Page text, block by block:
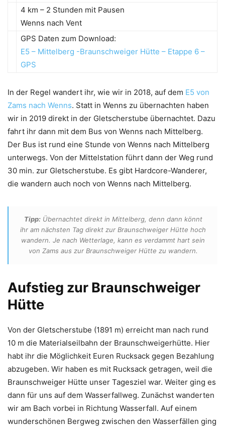
4 km – 2 Stunden mit Pausen
Wenns nach Vent
GPS Daten zum Download:
E5 – Mittelberg -Braunschweiger Hütte – Etappe 6 –
GPS
In der Regel wandert ihr, wie wir in 2018, auf dem E5 von
Zams nach Wenns. Statt in Wenns zu übernachten haben
wir in 2019 direkt in der Gletscherstube übernachtet. Dazu
fahrt ihr dann mit dem Bus von Wenns nach Mittelberg.
Der Bus ist rund eine Stunde von Wenns nach Mittelberg
unterwegs. Von der Mittelstation führt dann der Weg rund
30 min. zur Gletscherstube. Es gibt Hardcore-Wanderer,
die wandern auch noch von Wenns nach Mittelberg.
Tipp:Übernachtet direkt in Mittelberg, denn dann könnt
ihr am nächsten Tag direkt zur Braunschweiger Hütte hoch
wandern. Je nach Wetterlage, kann es verdammt hart sein
von Zams aus zur Braunschweiger Hütte zu wandern.
Aufstieg zur Braunschweiger
Hütte
Von der Gletscherstube (1891 m) erreicht man nach rund
10 m die Materialseilbahn der Braunschweigerhütte. Hier
habt ihr die Möglichkeit Euren Rucksack gegen Bezahlung
abzugeben. Wir haben es mit Rucksack getragen, weil die
Braunschweiger Hütte unser Tagesziel war. Weiter ging es
dann für uns auf dem Wasserfallweg. Zunächst wanderten
wir am Bach vorbei in Richtung Wasserfall. Auf einem
wunderschönen Bergweg zwischen den Wasserfällen ging